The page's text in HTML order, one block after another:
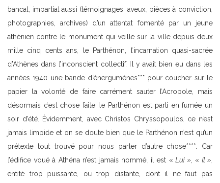
bancal, impartial aussi (témoignages, aveux, pièces à conviction,
photographies, archives) d’un attentat fomenté par un jeune
athénien contre le monument qui veille sur la ville depuis deux
mille cinq cents ans, le Parthénon, l’incarnation quasi-sacrée
d’Athènes dans l’inconscient collectif. Il y avait bien eu dans les
années 1940 une bande d’énergumènes*** pour coucher sur le
papier la volonté de faire carrément sauter l’Acropole, mais
désormais c’est chose faite, le Parthénon est parti en fumée un
soir d’été. Évidemment, avec Christos Chryssopoulos, ce n’est
jamais limpide et on se doute bien que le Parthénon n’est qu’un
prétexte tout trouvé pour nous parler d’autre chose****. Car
l’édifice voué à Athéna n’est jamais nommé, il est « Lui » , « Il »
entité trop puissante, ou trop distante, dont il ne faut pas